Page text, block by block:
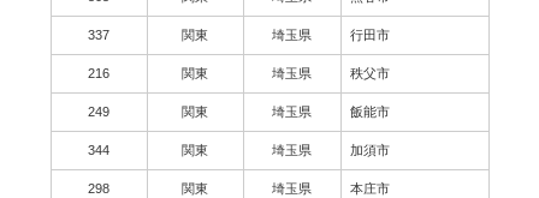
337 関東 埼玉県 行田市
216 関東 埼玉県 秩父市
249 関東 埼玉県 飯能市
344 関東 埼玉県 加須市
298 関東 埼玉県 本庄市